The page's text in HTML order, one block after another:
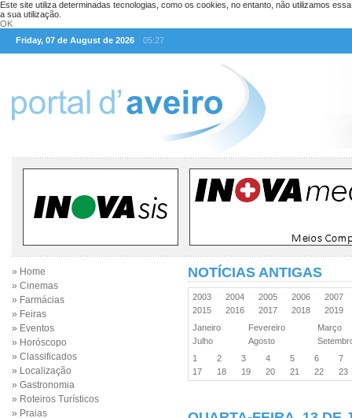
Este site utiliza determinadas tecnologias, como os cookies, no entanto, não utilizamos
a sua utilização.
OK
Friday, 07 de August de 2026
05:27
» Home
» Cinemas
» Farmácias
» Feiras
» Eventos
» Horóscopo
» Classificados
» Localização
» Gastronomia
» Roteiros Turísticos
» Praias
NOTÍCIAS ANTIGAS
2003 2004 2005 2006
2007
2015
2016 2017 2018
2019
Janeiro
Fevereiro
Março
Julho
Agosto
1
2 3 4 5 6
7
17
18 19 20 21 22 23